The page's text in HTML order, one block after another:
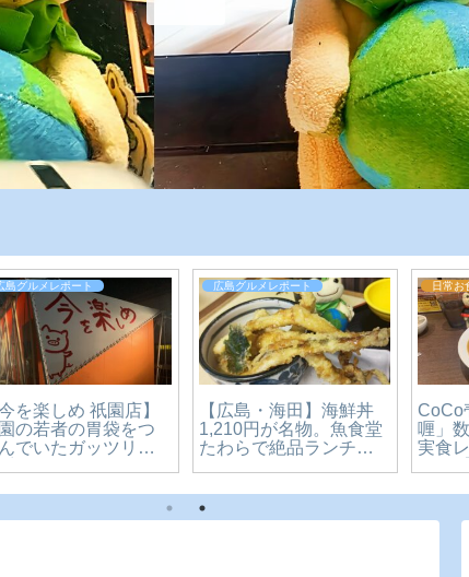
横
様
期
広島グルメレポート
【広島・東区】中華料
理 温品飯店 リーズナ
ブルな町中華。お腹も
るのピクルスと実食レ
ビュー】
全国グルメレポート
丸亀製麺の新作「うど
んプリン」を実食レビ
ュー。まさかのうどん×
ュー】